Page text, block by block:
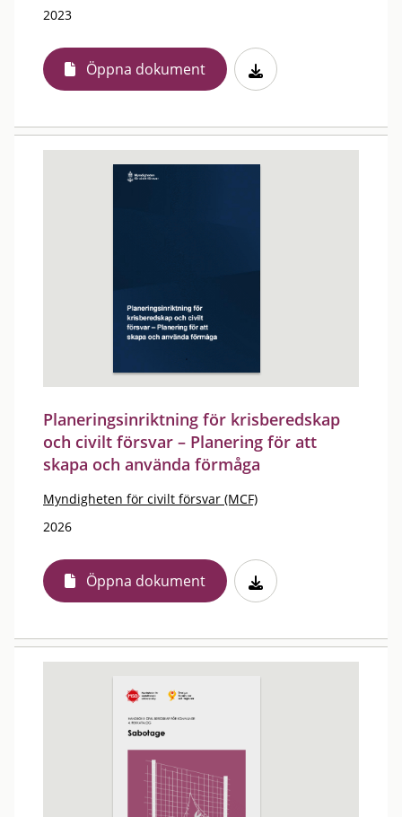
2023
Öppna dokument
Planeringsinriktning för krisberedskap
och civilt försvar – Planering för att
skapa och använda förmåga
Myndigheten för civilt försvar (MCF)
2026
Öppna dokument